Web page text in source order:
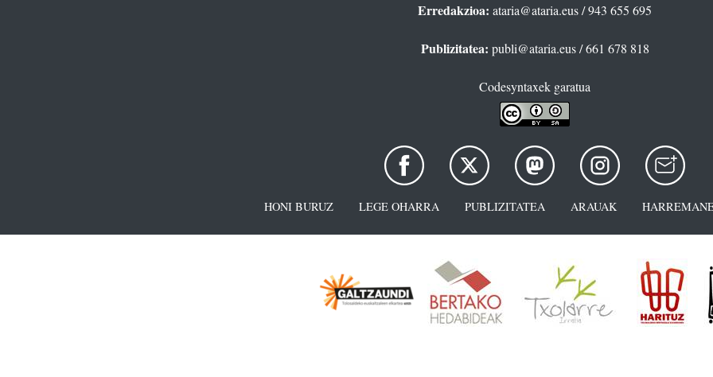
Erredakzioa: ataria@ataria.eus/ 943 655 695
Publizitatea: publi@ataria.eus/ 661 678 818
Codesyntaxek garatua
HONI BURUZ LEGE OHARRA PUBLIZITATEA ARAUAK